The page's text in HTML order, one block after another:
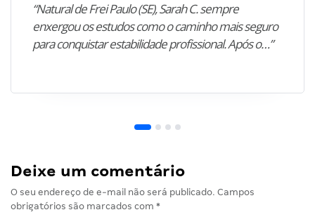
“Natural de Frei Paulo (SE), Sarah C. sempre
enxergou os estudos como o caminho mais seguro
para conquistar estabilidade profissional. Após o…”
Deixe um comentário
O seu endereço de e-mail não será publicado. Campos
obrigatórios são marcados com *